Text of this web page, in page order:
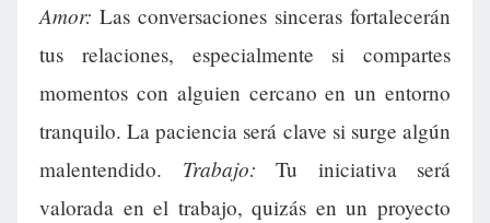
Amor: Las conversaciones sinceras fortalecerán
tus relaciones, especialmente si compartes
momentos con alguien cercano en un entorno
tranquilo. La paciencia será clave si surge algún
malentendido. Trabajo: Tu iniciativa será
valorada en el trabajo, quizás en un proyecto